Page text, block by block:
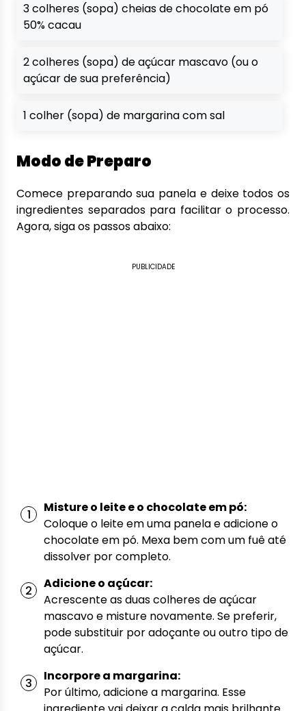
3 colheres (sopa) cheias de chocolate em pó
50% cacau
2 colheres (sopa) de açúcar mascavo (ou o
açúcar de sua preferência)
1 colher (sopa) de margarina com sal
Modo de Preparo
Comece preparando sua panela e deixe todos os
ingredientes separados para facilitar o processo.
Agora, siga os passos abaixo:
PUBLICIDADE
Misture o leite e o chocolate em pó:
Coloque o leite em uma panela e adicione o
chocolate em pó. Mexa bem com um fuê até
dissolver por completo.
Adicione o açúcar:
Acrescente as duas colheres de açúcar
mascavo e misture novamente. Se preferir,
pode substituir por adoçante ou outro tipo de
açúcar.
Incorpore a margarina:
Por último, adicione a margarina. Esse